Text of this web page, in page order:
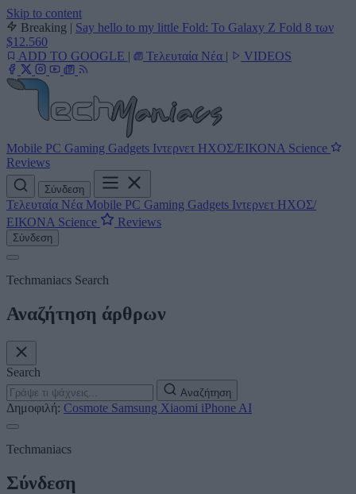
Skip to content
Breaking | Say hello to my little Fold: Το Galaxy Z Fold 8 των
$12.560
ADD TO GOOGLE | Τελευταία Νέα | VIDEOS
Mobile PC Gaming Gadgets Ιντερνετ ΗΧΟΣ/ΕΙΚΟΝΑ Science
Reviews
Σύνδεση
Τελευταία Νέα Mobile PC Gaming Gadgets Ιντερνετ ΗΧΟΣ/
ΕΙΚΟΝΑ Science Reviews
Σύνδεση
Techmaniacs Search
Αναζήτηση άρθρων
Search
Αναζήτηση
Δημοφιλή: Cosmote Samsung Xiaomi iPhone AI
Techmaniacs
Σύνδεση